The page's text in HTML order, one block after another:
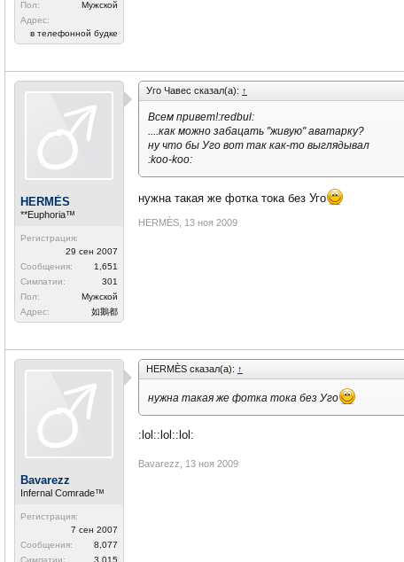
Пол:
Мужской
Адрес:
в телефонной будке
HERMÈS
**Euphoria™
Регистрация:
29 сен 2007
Сообщения:
1,651
Симпатии:
301
Пол:
Мужской
Адрес:
如鵝都
Уго Чавес сказал(а): ↑
Всем привет!:redbul:
....как можно забацать "живую" аватарку?
ну что бы Уго вот так как-то выглядывал
:koo-koo:
нужна такая же фотка тока без Уго
HERMÈS 13 ноя 2009
Bavarezz
Infernal Comrade™
Регистрация:
7 сен 2007
Сообщения:
8,077
Симпатии:
3,015
HERMÈS сказал(а): ↑
нужна такая же фотка тока без Уго
:lol::lol::lol:
Bavarezz 13 ноя 2009